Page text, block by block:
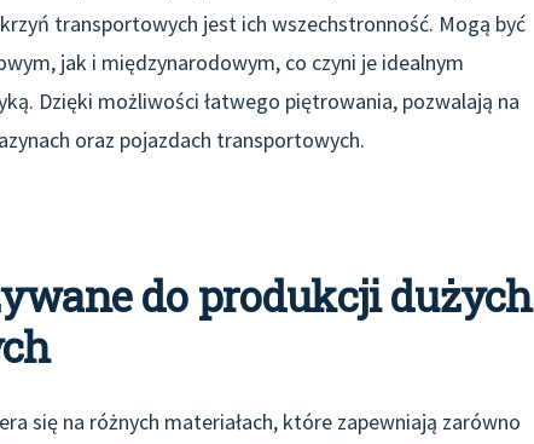
transportowych jest ich wszechstronność. Mogą być
jak i międzynarodowym, co czyni je idealnym
Dzięki możliwości łatwego piętrowania, pozwalają na
oraz pojazdach transportowych.
do produkcji dużych
się na różnych materiałach, które zapewniają zarówno